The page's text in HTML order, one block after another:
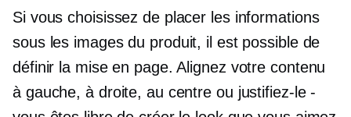
Si vous choisissez de placer les informations
sous les images du produit, il est possible de
définir la mise en page. Alignez votre contenu
à gauche, à droite, au centre ou justifiez-le-